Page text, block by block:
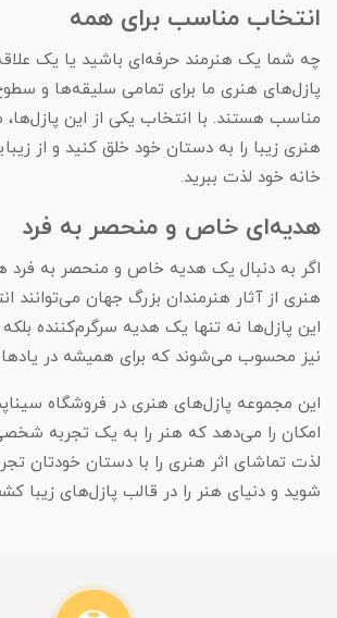
انتخاب مناسب برای همه
چه شما یک هنرمند حرفه‌ای باشید یا یک
پازل‌های هنری ما برای تمامی سلیقه‌ها و
مناسب هستند. با انتخاب یکی از این پازل‌ها،
هنری زیبا را به دستان خود خلق کنید و از
خانه خود لذت ببرید.
هدیه‌ای خاص و منحصر به فرد
اگر به دنبال یک هدیه خاص و منحصر به فرد
هنری از آثار هنرمندان بزرگ جهان می‌توانند
این پازل‌ها نه تنها یک هدیه سرگرم‌کننده
نیز محسوب می‌شوند که برای همیشه در یادها
این مجموعه پازل‌های هنری در فروشگاه
امکان را می‌دهد که هنر را به یک تجربه
لذت تماشای اثر هنری را با دستان خودتان
شوید و دنیای هنر را در قالب پازل‌های زیبا